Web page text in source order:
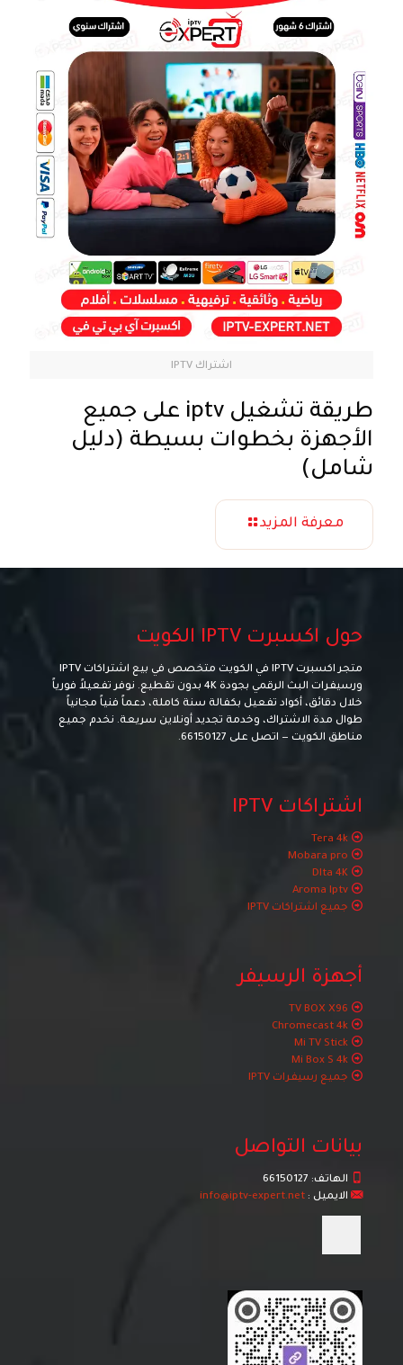
اشتراك IPTV
طريقة تشغيل iptv على جميع
الأجهزة بخطوات بسيطة (دليل
شامل)
معرفة المزيد
حول اكسبرت IPTV الكويت
متجر اكسبرت IPTV في الكويت متخصص في بيع اشتراكات IPTV
ورسيفرات البث الرقمي بجودة 4K بدون تقطيع. نوفر تفعيلاً فورياً
خلال دقائق، أكواد تفعيل بكفالة سنة كاملة، دعماً فنياً مجانياً
طوال مدة الاشتراك، وخدمة تجديد أونلاين سريعة. نخدم جميع
مناطق الكويت — اتصل على 66150127
.
اشتراكات IPTV
Tera 4k
Mobara pro
Dlta 4K
Aroma Iptv
جميع اشتراكات IPTV
أجهزة الرسيفر
TV BOX X96
Chromecast 4k
Mi TV Stick
Mi Box S 4k
جميع رسيفرات IPTV
بيانات التواصل
الهاتف: 66150127
الايميل : info@iptv-expert.net